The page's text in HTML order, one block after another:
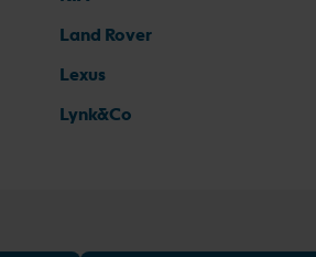
Land Rover
Lexus
Lynk&Co